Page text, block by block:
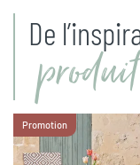
De
produit
Promotion